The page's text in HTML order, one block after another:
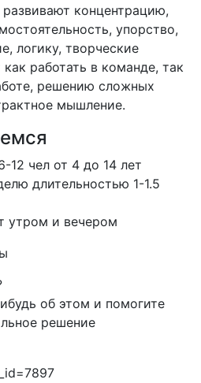
концентрацию,
упорство,
логику, творческие
работать в команде, так
решению сложных
мышление.
12 чел от 4 до 14 лет
длительностью 1-1.5
утром и вечером
об этом и помогите
решение